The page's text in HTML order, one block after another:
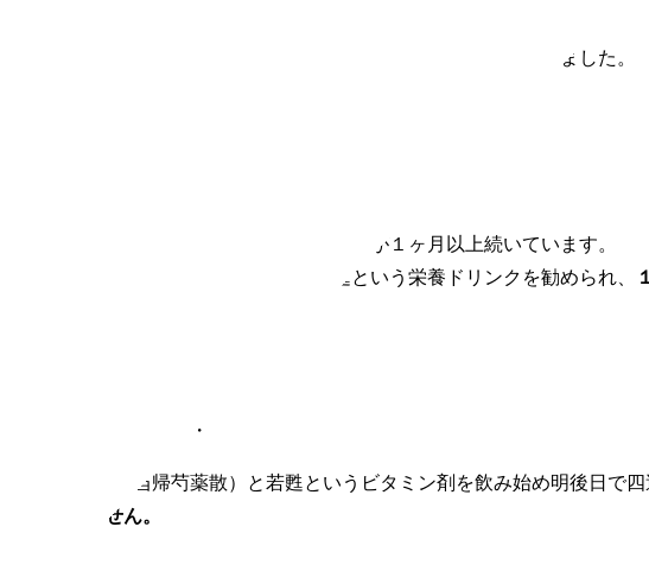
長年肩凝りや頭痛他にも不調を訴えていた主人がこれで改善されました。
とにかく体がだるくて、めまいや食欲不振が１ヶ月以上続いています。
先々週、近所の薬局でレバコールと若甦という栄養ドリンクを勧められ、
4週間飲んでますが・・
JPS35（恐らく当帰芍薬散）と若甦というビタミン剤を飲み始め明後日で四
感はありません。